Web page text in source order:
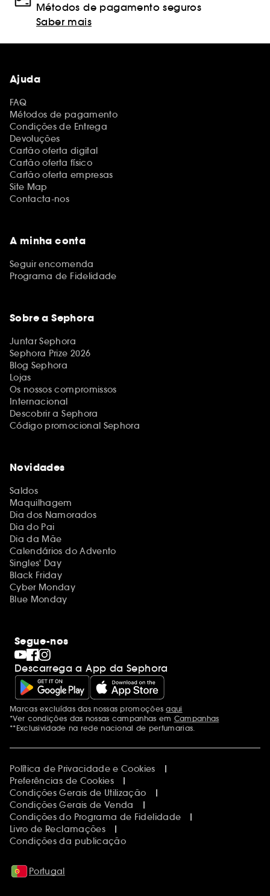
Métodos de pagamento seguros
Saber mais
Ajuda
FAQ
Métodos de pagamento
Condições de Entrega
Devoluções
Cartão oferta digital
Cartão oferta físico
Cartão oferta empresas
Site Map
Contacta-nos
A minha conta
Seguir encomenda
Programa de Fidelidade
Sobre a Sephora
Juntar Sephora
Sephora Prize 2026
Blog Sephora
Lojas
Os nossos compromissos
Internacional
Descobrir a Sephora
Código promocional Sephora
Novidades
Saldos
Maquilhagem
Dia dos Namorados
Dia do Pai
Dia da Mãe
Calendários do Advento
Singles' Day
Black Friday
Cyber Monday
Blue Monday
Segue-nos
Descarrega a App da Sephora
Menções adicionais
Marcas excluídas das nossas promoçõesaqui
*Ver condições das nossas campanhas em Campanhas
**Exclusividade na rede nacional de perfumarias.
Política de Privacidade e Cookies
Preferências de Cookies
Condições Gerais de Utilização
Condições Gerais de Venda
Condições do Programa de Fidelidade
Livro de Reclamações
Condições da publicação
Portugal